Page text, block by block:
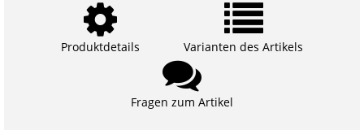
Produktdetails Varianten des Artikels
Fragen zum Artikel